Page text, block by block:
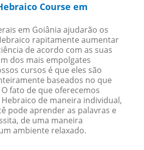
Course em
em Goiânia ajudarão os
rapitamente aumentar
de acordo com as suas
dos mais empolgates
cursos é que eles são
baseados no que
fato de que oferecemos
de maneira individual,
pode aprender as palavras e
de uma maneira
ambiente relaxado.